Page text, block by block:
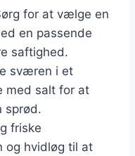
for at vælge en
en passende
saftighed.
sværen i et
med salt for at
sprød.
friske
og hvidløg til at